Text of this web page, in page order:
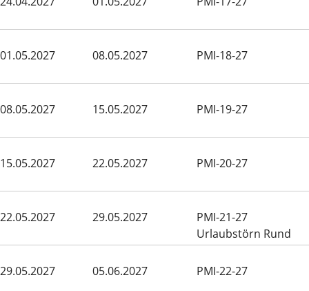
PMI-18-27
01.05.2027 08.05.2027
PMI-19-27
08.05.2027 15.05.2027
PMI-20-27
15.05.2027 22.05.2027
PMI-21-27
Urlaubstörn Rund
Menorca
22.05.2027 29.05.2027
PMI-22-27
29.05.2027 05.06.2027